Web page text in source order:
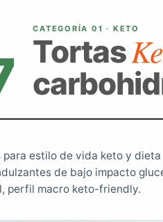
CATEGORÍA 01 · KETO
Tortas
para estilo de vida keto y
de bajo impacto
perfil macro keto-friendly.